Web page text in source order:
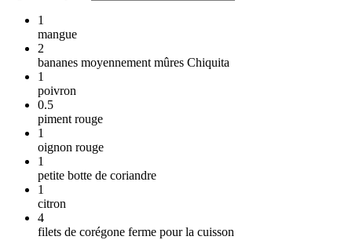
1
mangue
2
bananes moyennement mûres Chiquita
1
poivron
0.5
piment rouge
1
oignon rouge
1
petite botte de coriandre
1
citron
4
filets de corégone ferme pour la cuisson